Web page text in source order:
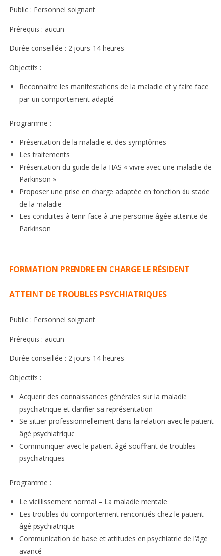
Public : Personnel soignant
Prérequis : aucun
Durée conseillée : 2 jours-14 heures
Objectifs :
Reconnaitre les manifestations de la maladie et y faire face
par un comportement adapté
Programme :
Présentation de la maladie et des symptômes
Les traitements
Présentation du guide de la HAS « vivre avec une maladie de
Parkinson »
Proposer une prise en charge adaptée en fonction du stade
de la maladie
Les conduites à tenir face à une personne âgée atteinte de
Parkinson
FORMATION PRENDRE EN CHARGE LE RÉSIDENT
ATTEINT DE TROUBLES PSYCHIATRIQUES
Public : Personnel soignant
Prérequis : aucun
Durée conseillée : 2 jours-14 heures
Objectifs :
Acquérir des connaissances générales sur la maladie
psychiatrique et clarifier sa représentation
Se situer professionnellement dans la relation avec le patient
âgé psychiatrique
Communiquer avec le patient âgé souffrant de troubles
psychiatriques
Programme :
Le vieillissement normal – La maladie mentale
Les troubles du comportement rencontrés chez le patient
âgé psychiatrique
Communication de base et attitudes en psychiatrie de l’âge
avancé